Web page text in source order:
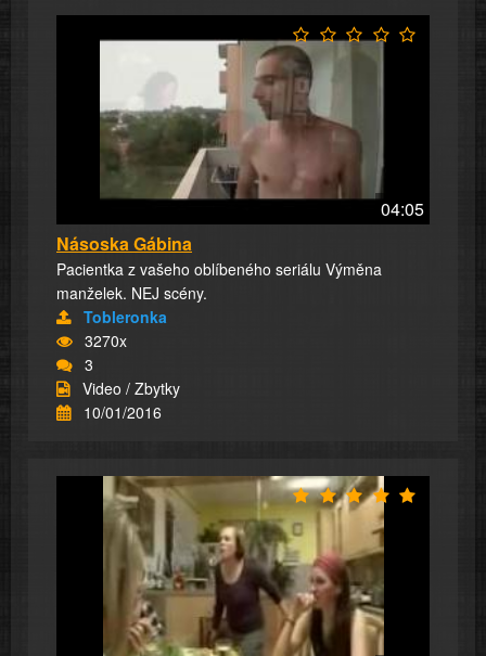
04:05
Násoska Gábina
Pacientka z vašeho oblíbeného seriálu Výměna
manželek. NEJ scény.
Tobleronka
3270x
3
Video / Zbytky
10/01/2016